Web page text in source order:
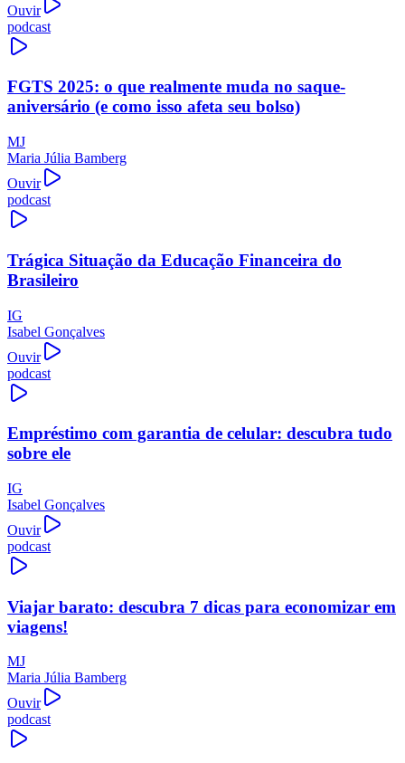
Ouvir
podcast
FGTS 2025: o que realmente muda no saque-
aniversário (e como isso afeta seu bolso)
MJ
Maria Júlia Bamberg
Ouvir
podcast
Trágica Situação da Educação Financeira do
Brasileiro
IG
Isabel Gonçalves
Ouvir
podcast
Empréstimo com garantia de celular: descubra tudo
sobre ele
IG
Isabel Gonçalves
Ouvir
podcast
Viajar barato: descubra 7 dicas para economizar em
viagens!
MJ
Maria Júlia Bamberg
Ouvir
podcast